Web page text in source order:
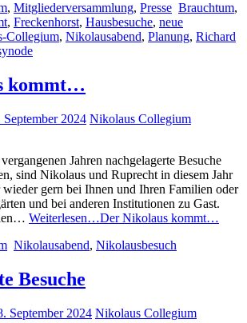
, Mitgliederversammlung, Presse Brauchtum,
, Freckenhorst, Hausbesuche, neue
Collegium, Nikolausabend, Planung, Richard
kommt…
September 2024 Nikolaus Collegium
Jahren nachgelagerte Besuche
sind Nikolaus und Ruprecht in diesem Jahr
wieder gern bei Ihnen und Ihren Familien oder
und bei anderen Institutionen zu Gast.
Weiterlesen…Der Nikolaus kommt…
Nikolausabend, Nikolausbesuch
Besuche
September 2024 Nikolaus Collegium